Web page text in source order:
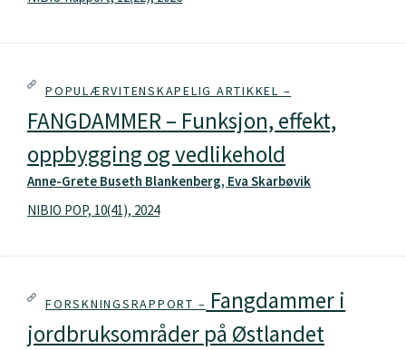
POPULÆRVITENSKAPELIG ARTIKKEL –
FANGDAMMER – Funksjon, effekt,
oppbygging og vedlikehold
Anne-Grete Buseth Blankenberg, Eva Skarbøvik
NIBIO POP, 10(41), 2024
FORSKNINGSRAPPORT – Fangdammer i
jordbruksområder på Østlandet